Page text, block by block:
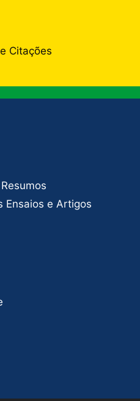
Citações
Ensaios e Artigos